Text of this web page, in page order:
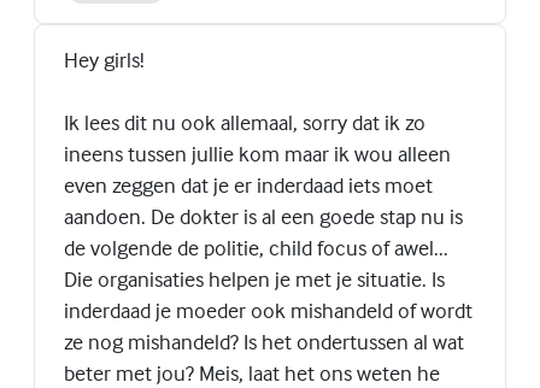
Hey girls!
Ik lees dit nu ook allemaal, sorry dat ik zo
ineens tussen jullie kom maar ik wou alleen
even zeggen dat je er inderdaad iets moet
aandoen. De dokter is al een goede stap nu is
de volgende de politie, child focus of awel...
Die organisaties helpen je met je situatie. Is
inderdaad je moeder ook mishandeld of wordt
ze nog mishandeld? Is het ondertussen al wat
beter met jou? Meis, laat het ons weten he